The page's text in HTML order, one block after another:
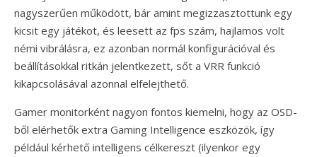
nagyszerűen működött, bár amint megizzasztottunk egy
kicsit egy játékot, és leesett az fps szám, hajlamos volt
némi vibrálásra, ez azonban normál konfigurációval és
beállításokkal ritkán jelentkezett, sőt a VRR funkció
kikapcsolásával azonnal elfelejthető.
Gamer monitorként nagyon fontos kiemelni, hogy az OSD-
ből elérhetők extra Gaming Intelligence eszközök, így
például kérhető intelligens célkereszt (ilyenkor egy